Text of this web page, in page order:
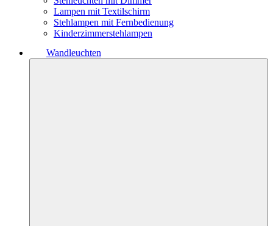
Lampen mit Textilschirm
Stehlampen mit Fernbedienung
Kinderzimmerstehlampen
Wandleuchten